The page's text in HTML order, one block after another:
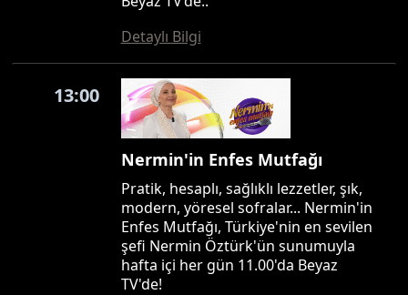
Detaylı Bilgi
13:00
Nermin'in Enfes Mutfağı
Pratik, hesaplı, sağlıklı lezzetler, şık,
modern, yöresel sofralar... Nermin'in
Enfes Mutfağı, Türkiye'nin en sevilen
şefi Nermin Öztürk'ün sunumuyla
hafta içi her gün 11.00'da Beyaz
TV'de!